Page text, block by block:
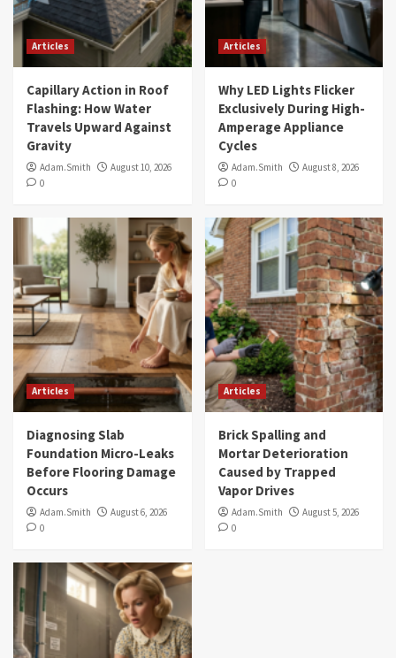
Articles
Capillary Action in Roof
Flashing: How Water
Travels Upward Against
Gravity
Adam.Smith
August 10, 2026
0
Articles
Why LED Lights Flicker
Exclusively During High-
Amperage Appliance
Cycles
Adam.Smith
August 8, 2026
0
Articles
Diagnosing Slab
Foundation Micro-Leaks
Before Flooring Damage
Occurs
Adam.Smith
August 6, 2026
0
Articles
Brick Spalling and
Mortar Deterioration
Caused by Trapped
Vapor Drives
Adam.Smith
August 5, 2026
0